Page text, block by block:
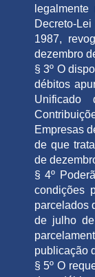
Decreto-
1987,
dezembro
§ 3º O
débitos
Unificado
Empresas
de que
de
§ 4º
condições
parcelados
de julho
publicação
§ 5º O